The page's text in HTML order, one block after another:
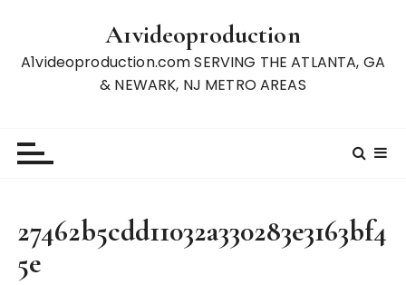
A1videoproduction
A1videoproduction.com SERVING THE ATLANTA, GA
& NEWARK, NJ METRO AREAS
27462b5cdd11032a330283e3163bf4
5e